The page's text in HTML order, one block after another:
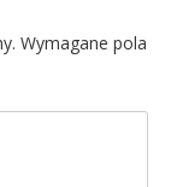
Wymagane pola